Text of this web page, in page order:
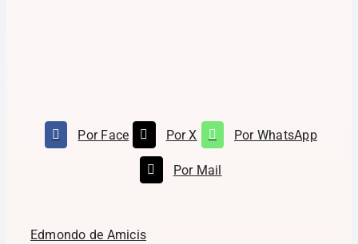
Por Face Por X Por WhatsApp
Por Mail
Edmondo de Amicis